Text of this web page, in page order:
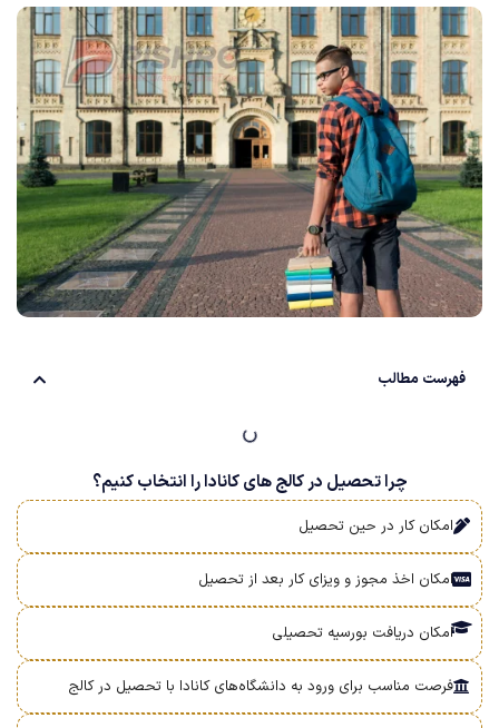
فهرست مطالب
چرا تحصیل در کا‌لج ها‌ی کا‌ناد‌ا را انتخاب کنیم؟
امکان کار در حین تحصیل
امکان اخذ مجوز و ویزای کار بعد از تحصیل
امکان دریافت بورسیه تحصیلی
فرصت مناسب برای ورود به دانشگاه‌های کانادا با تحصیل در کالج